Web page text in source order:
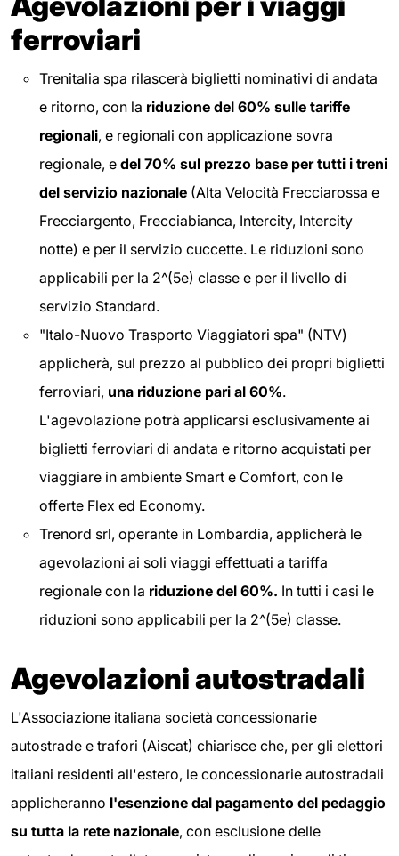
ferroviari
Trenitalia spa rilascerà biglietti nominativi di andata
e ritorno, con la riduzione del 60% sulle tariffe
regionali, e regionali con applicazione sovra
regionale, e del 70% sul prezzo base per tutti i treni
del servizio nazionale (Alta Velocità Frecciarossa e
Frecciargento, Frecciabianca, Intercity, Intercity
notte) e per il servizio cuccette. Le riduzioni sono
applicabili per la 2^(5e) classe e per il livello di
servizio Standard.
"Italo-Nuovo Trasporto Viaggiatori spa" (NTV)
applicherà, sul prezzo al pubblico dei propri biglietti
ferroviari, una riduzione pari al 60%.
L'agevolazione potrà applicarsi esclusivamente ai
biglietti ferroviari di andata e ritorno acquistati per
viaggiare in ambiente Smart e Comfort, con le
offerte Flex ed Economy.
Trenord srl, operante in Lombardia, applicherà le
agevolazioni ai soli viaggi effettuati a tariffa
regionale con la riduzione del 60%. In tutti i casi le
riduzioni sono applicabili per la 2^(5e) classe.
Agevolazioni autostradali
L'Associazione italiana società concessionarie
autostrade e trafori (Aiscat) chiarisce che, per gli elettori
italiani residenti all'estero, le concessionarie autostradali
applicheranno l'esenzione dal pagamento del pedaggio
su tutta la rete nazionale, con esclusione delle